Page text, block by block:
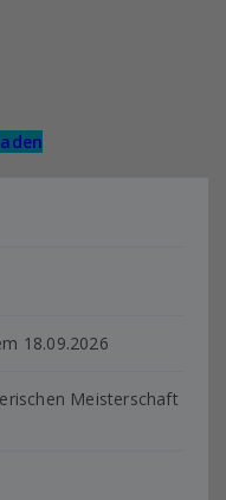
18.09.2026
Meisterschaft